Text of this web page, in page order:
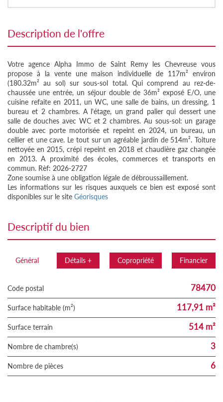
description de l'offre
Votre agence Alpha Immo de Saint Remy les Chevreuse vous
propose à la vente une maison individuelle de 117m² environ
(180.32m² au sol) sur sous-sol total. Qui comprend au rez-de-
chaussée une entrée, un séjour double de 36m² exposé E/O, une
cuisine refaite en 2011, un WC, une salle de bains, un dressing, 1
bureau et 2 chambres. A l'étage, un grand palier qui dessert une
salle de douches avec WC et 2 chambres. Au sous-sol: un garage
double avec porte motorisée et repeint en 2024, un bureau, un
cellier et une cave. Le tout sur un agréable jardin de 514m². Toiture
nettoyée en 2015, crépi repeint en 2018 et chaudière gaz changée
en 2013. A proximité des écoles, commerces et transports en
commun. Rèf: 2026-2727
Zone soumise à une obligation légale de débroussaillement.
Les informations sur les risques auxquels ce bien est exposé sont
disponibles sur le site Géorisques
descriptif du bien
Général Détails + Copropriété Financier
Code postal 78470
Surface habitable (m²) 117,91 m²
surface terrain 514 m²
Nombre de chambre(s) 3
Nombre de pièces 6